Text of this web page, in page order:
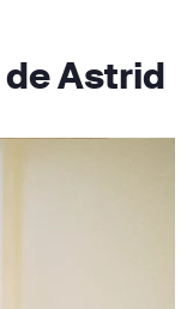
de Astrid